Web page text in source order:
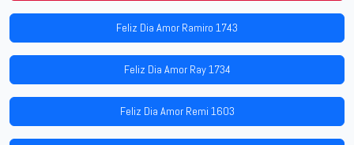
Feliz Dia Amor Ramiro 1743
Feliz Dia Amor Ray 1734
Feliz Dia Amor Remi 1603